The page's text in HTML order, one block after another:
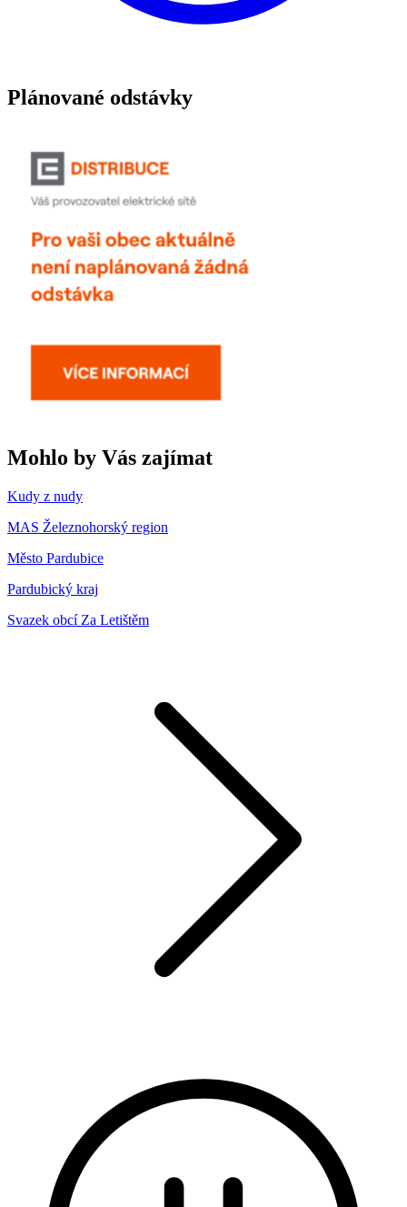
Plánované odstávky
Mohlo by Vás zajímat
Kudy z nudy
MAS Železnohorský region
Město Pardubice
Pardubický kraj
Svazek obcí Za Letištěm